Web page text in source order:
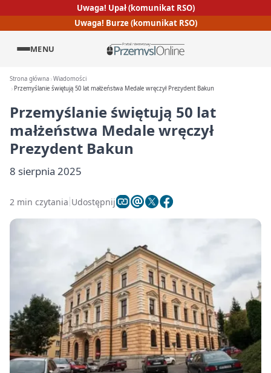
Uwaga! Upał (komunikat RSO)
Uwaga! Burze (komunikat RSO)
MENU
Strona główna Wiadomości
Przemyślanie świętują 50 lat małżeństwa Medale wręczył Prezydent Bakun
Przemyślanie świętują 50 lat
małżeństwa Medale wręczył
Prezydent Bakun
8 sierpnia 2025
2 min czytania Udostępnij